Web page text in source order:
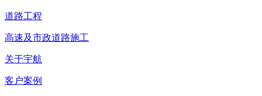
道路工程
高速及市政道路施工
关于宇航
客户案例